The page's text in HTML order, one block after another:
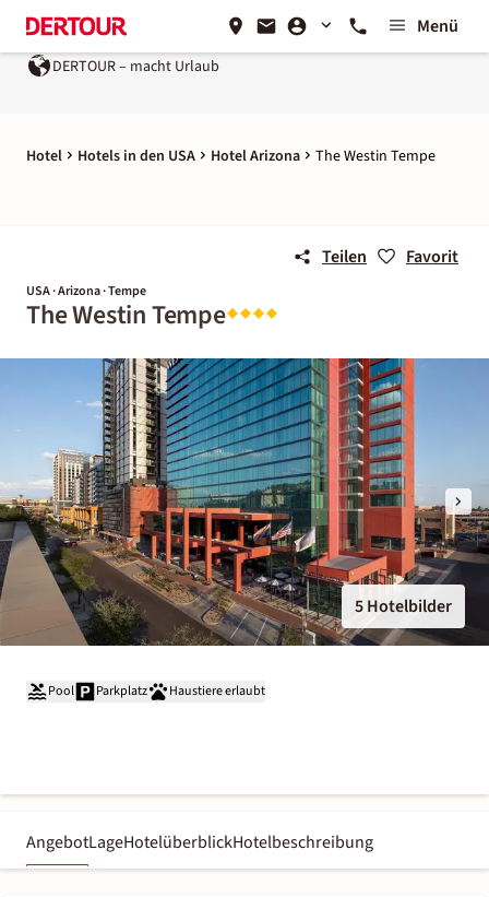
Menü
DERTOUR – macht Urlaub
Hotel Hotels in den USA Hotel Arizona The Westin Tempe
Teilen Favorit
USA · Arizona · Tempe
The Westin Tempe
5 Hotelbilder
Pool Parkplatz Haustiere erlaubt
AngebotLageHotelüberblickHotelbeschreibung